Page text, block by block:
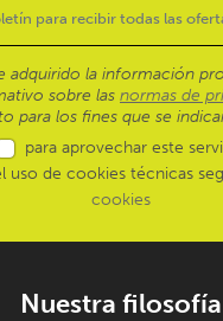
adquirido la información
sobre las normas de
para los fines que se
para aprovechar este
uso de cookies técnicas
cookies
Nuestra filosofía